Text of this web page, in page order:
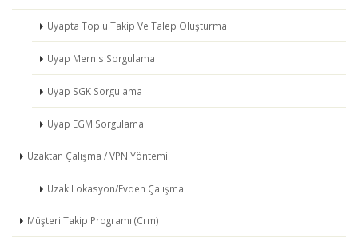
Uyapta Toplu Takip Ve Talep Oluşturma
Uyap Mernis Sorgulama
Uyap SGK Sorgulama
Uyap EGM Sorgulama
Uzaktan Çalışma / VPN Yöntemi
Uzak Lokasyon/Evden Çalışma
Müşteri Takip Programı (Crm)